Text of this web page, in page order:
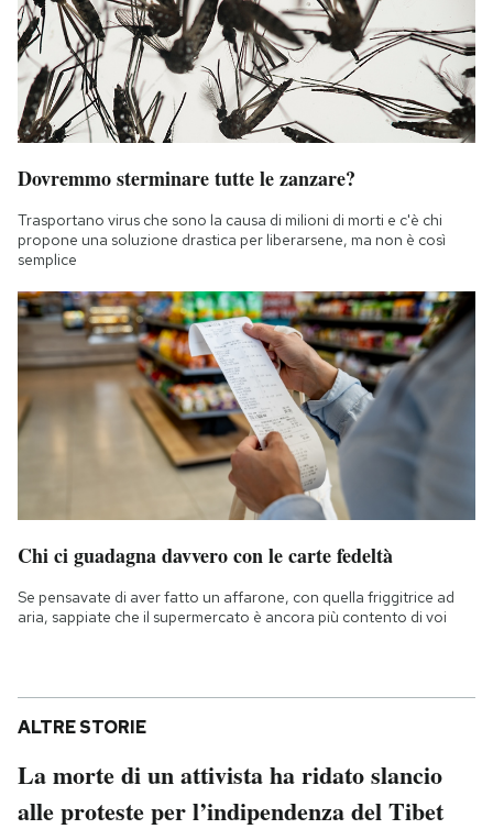
Dovremmo sterminare tutte le zanzare?
Trasportano virus che sono la causa di milioni di morti e c'è chi
propone una soluzione drastica per liberarsene, ma non è così
semplice
Chi ci guadagna davvero con le carte fedeltà
Se pensavate di aver fatto un affarone, con quella friggitrice ad
aria, sappiate che il supermercato è ancora più contento di voi
ALTRE STORIE
La morte di un attivista ha ridato slancio
alle proteste per l’indipendenza del Tibet